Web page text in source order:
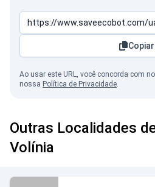
Copiar
Ao usar este URL, você concorda com
nossa Política de Privacidade.
Outras Localidades
Volínia